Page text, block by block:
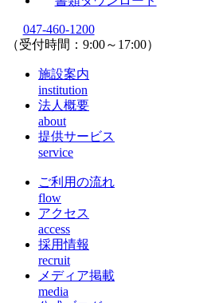
047-460-1200
（受付時間：9:00～17:00）
施設案内
institution
法人概要
about
提供サービス
service
ご利用の流れ
flow
アクセス
access
採用情報
recruit
メディア掲載
media